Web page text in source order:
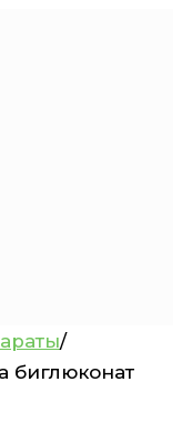
/
биглюконат